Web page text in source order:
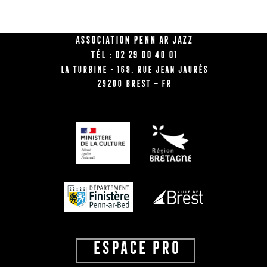
Association Penn Ar Jazz
Tél : 02 29 00 40 01
La Turbine • 169, rue Jean Jaurès
29200 BREST – FR
ESPACE PRO